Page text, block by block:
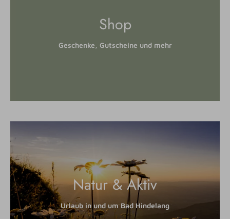
Shop
Geschenke, Gutscheine und mehr
Natur & Aktiv
Urlaub in und um Bad Hindelang